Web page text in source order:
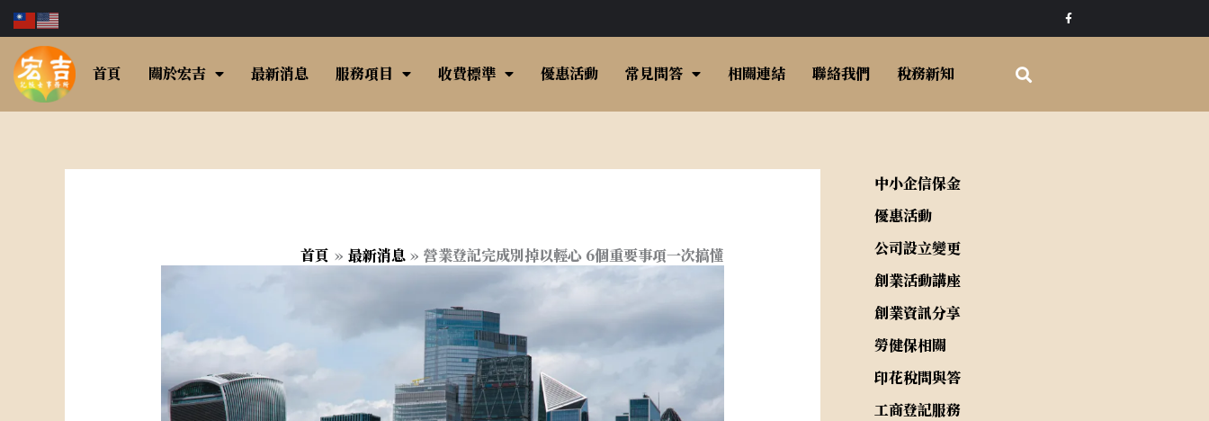
至
內
F
a
首頁 關於宏吉 最新消息 服務項目 收費標準 優惠活動 常見問答 相關連結 聯絡我們 稅務新知
首頁 最新消息 營業登記完成別掉以輕心 6個重要事項一次搞懂
中小企信保金
優惠活動
公司設立變更
創業活動講座
創業資訊分享
勞健保相關
印花稅問與答
工商登記服務